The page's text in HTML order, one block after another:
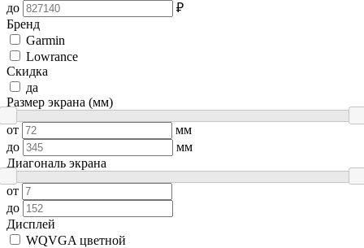
до
₽
Бренд
Garmin
Lowrance
Скидка
да
Размер экрана (мм)
от
мм
до
мм
Диагональ экрана
от
до
Дисплей
WQVGA цветной